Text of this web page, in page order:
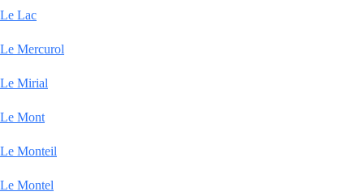
Le Lac
Le Mercurol
Le Mirial
Le Mont
Le Monteil
Le Montel